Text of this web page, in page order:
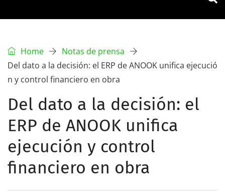
Home
Notas de prensa
Del dato a la decisión: el ERP de ANOOK unifica ejecució
n y control financiero en obra
Del dato a la decisión: el
ERP de ANOOK unifica
ejecución y control
financiero en obra